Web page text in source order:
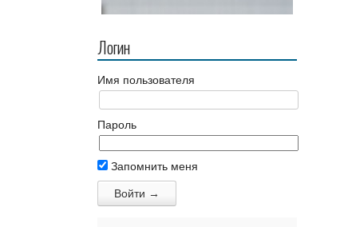
Логин
Имя пользователя
Пароль
Запомнить меня